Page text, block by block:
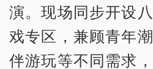
演。现场同步开设
戏专区，兼顾青年
伴游玩等不同需求